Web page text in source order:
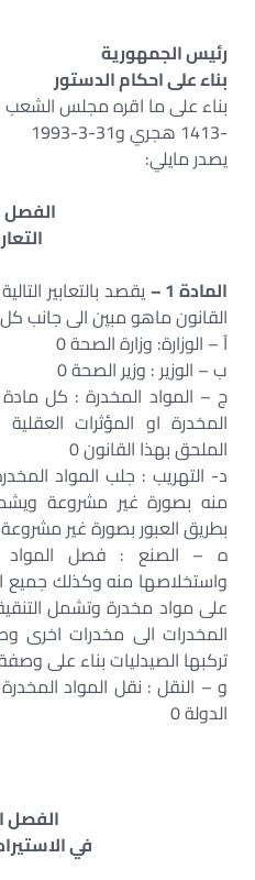
رئيس الجمهورية
بناء على احكام الدستور
-1413 هجري و31-3-1993
يصدر مايلي:
الفصل
المادة 1 –
يقصد بالتعابير
القانون ماهو مبين الى جانب
آ – الوزارة: وزارة الصحة 0
ب – الوزير : وزير الصحة 0
ج – المواد المخدرة : كل مادة
الملحق بهذا القانون 0
د- التهريب : جلب المواد
منه بصورة غير مشروعة
بطريق العبور بصورة غير مشروعة 0
ه – الصنع : فصل المواد
واستخلاصها منه وكذلك جميع
على مواد مخدرة وتشمل
المخدرات الى مخدرات اخرى
تركبها الصيدليات بناء على
و – النقل : نقل المواد
الدولة 0
الفصل
في